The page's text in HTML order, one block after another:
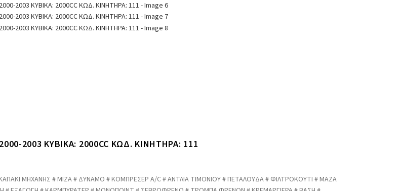
2003 ΚΥΒΙΚΑ: 2000CC ΚΩΔ. ΚΙΝΗΤΗΡΑ: 111
ΜΗΧΑΝΗΣ # ΜΙΖΑ # ΔΥΝΑΜΟ # ΚΟΜΠΡΕΣΕΡ A/C # ΑΝΤΛΙΑ ΤΙΜΟΝΙΟΥ # ΠΕΤΑΛΟΥΔΑ # ΦΙΛΤΡΟΚΟΥΤΙ # ΜΑΖΑ